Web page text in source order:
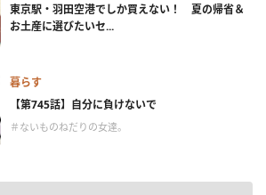
東京駅・羽田空港でしか買えない！ 夏の帰省＆
お土産に選びたいセ...
暮らす
【第745話】自分に負けないで
＃ないものねだりの女達。